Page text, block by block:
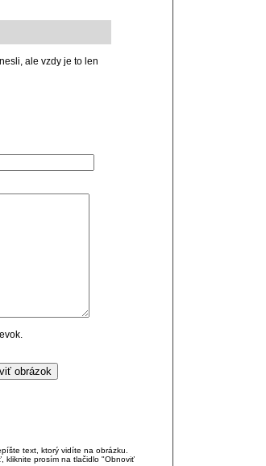
ale vzdy je to len
text, ktorý vidíte na obrázku.
kliknite prosím na tlačidlo "Obnoviť